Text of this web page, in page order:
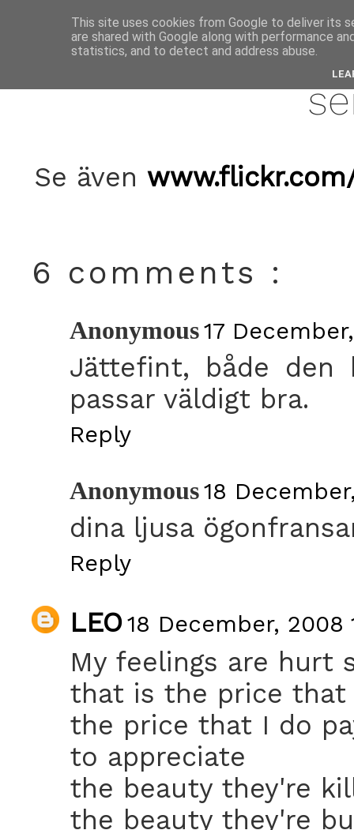
Se även
6 comments :
Anonymous17
Jättefint, både den
passar väldigt bra.
Reply
Anonymous18
dina ljusa
Reply
LEO18 December, 2008
My feelings are hurt
that is the price that
the price that I do
to appreciate
the beauty they're
the beauty they're
This site uses cookies from Google to deliver its
are shared with Google along with performance
statistics, and to detect and address abuse.